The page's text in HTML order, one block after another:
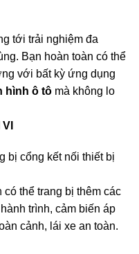
tới trải nghiệm đa
Bạn hoàn toàn có thể
với bất kỳ ứng dụng
hình ô tô mà không lo
bị cổng kết nối thiết bị
thể trang bị thêm các
trình, cảm biến áp
cảnh, lái xe an toàn.